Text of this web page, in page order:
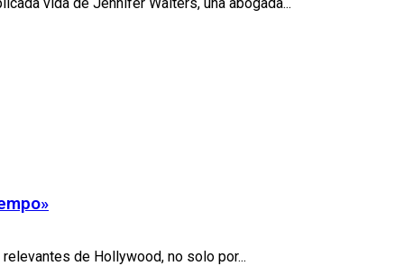
vida de Jennifer Walters, una abogada...
de Hollywood, no solo por...